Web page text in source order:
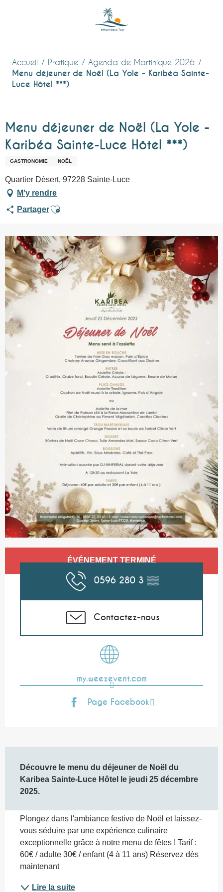
Accueil Pratique Agenda de Martinique 2026
Menu déjeuner de Noël (La Yole - Karibéa Sainte-
Luce Hôtel ***)
Menu déjeuner de Noël (La Yole -
Karibéa Sainte-Luce Hôtel ***)
GASTRONOMIE NOËL
Quartier Désert, 97228 Sainte-Luce
M'y rendre
PartagerAjouter aux favoris
Ouverture et coordonnées
ÉVÉNEMENT TERMINÉ
0596 280 3 ▒▒
Contactez-nous
my.weezevent.com
Page Facebook
Découvre le menu du déjeuner de Noël du
Karibea Sainte-Luce Hôtel le jeudi 25 décembre
2025.
Plongez dans l'ambiance festive de Noël et laissez-
vous séduire par une expérience culinaire
exceptionnelle grâce à notre menu de fêtes ! Tarif :
60€ / adulte 30€ / enfant (4 à 11 ans) Réservez dès
maintenant
Lire la suite